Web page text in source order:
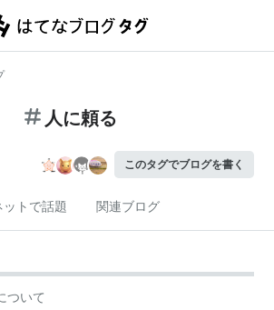
人に頼る
このタグでブログを書く
ットで話題 関連ブログ
ついて